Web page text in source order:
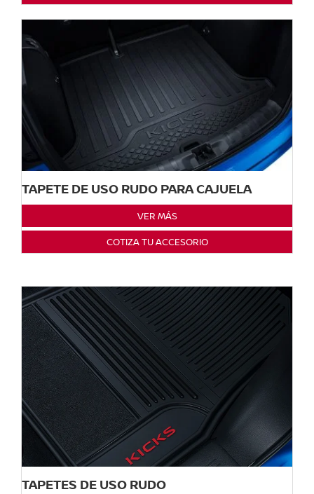
TAPETE DE USO RUDO PARA CAJUELA
VER MÁS
COTIZA TU ACCESORIO
TAPETES DE USO RUDO